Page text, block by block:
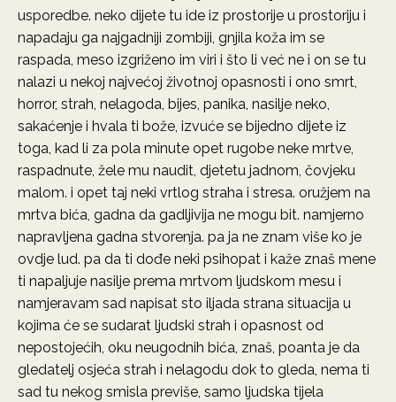
usporedbe. neko dijete tu ide iz prostorije u prostoriju i
napadaju ga najgadniji zombiji, gnjila koža im se
raspada, meso izgriženo im viri i što li već ne i on se tu
nalazi u nekoj najvećoj životnoj opasnosti i ono smrt,
horror, strah, nelagoda, bijes, panika, nasilje neko,
sakaćenje i hvala ti bože, izvuće se bijedno dijete iz
toga, kad li za pola minute opet rugobe neke mrtve,
raspadnute, žele mu naudit, djetetu jadnom, čovjeku
malom. i opet taj neki vrtlog straha i stresa. oružjem na
mrtva bića, gadna da gadljivija ne mogu bit. namjerno
napravljena gadna stvorenja. pa ja ne znam više ko je
ovdje lud. pa da ti dođe neki psihopat i kaže znaš mene
ti napaljuje nasilje prema mrtvom ljudskom mesu i
namjeravam sad napisat sto iljada strana situacija u
kojima će se sudarat ljudski strah i opasnost od
nepostojećih, oku neugodnih bića, znaš, poanta je da
gledatelj osjeća strah i nelagodu dok to gleda, nema ti
sad tu nekog smisla previše, samo ljudska tijela